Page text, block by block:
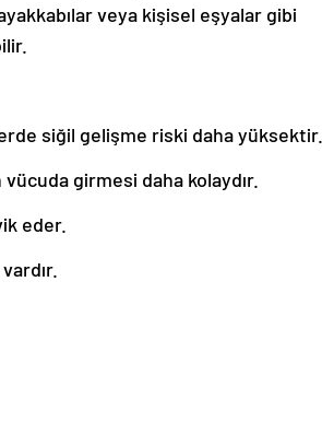
veya kişisel eşyalar gibi
siğil gelişme riski daha yüksektir.
girmesi daha kolaydır.
eder.